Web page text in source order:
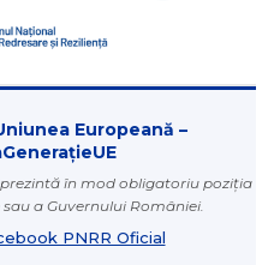
Europeană –
în mod obligatoriu poziția
a Guvernului României.
PNRR Oficial